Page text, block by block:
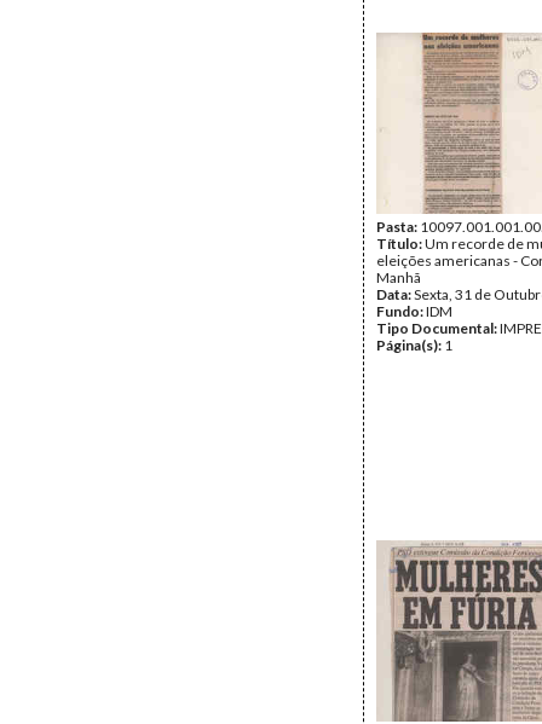
Pasta:
Título:Um recorde de
eleições americanas -
Manhã
Data:Sexta, 31 de
Fundo:IDM
Tipo Documental:
Página(s): 1